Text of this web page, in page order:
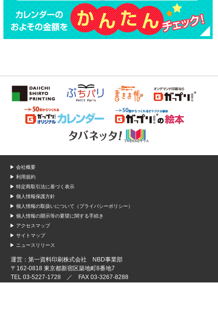
▶ 会社概要
▶ 利用規約
▶ 特定商取引法に基づく表示
▶ 個人情報保護方針
▶ 個人情報の取扱いについて（プライバシーポリシー）
▶ 個人情報の開示等の要望に関する手続き
▶ アクセスマップ
▶ サイトマップ
▶ ニュースリリース
運営：第一資料印刷株式会社 NBD事業部
〒162-0818 東京都新宿区築地町8番地7
TEL 03-5227-1728 ／ FAX 03-3267-8288